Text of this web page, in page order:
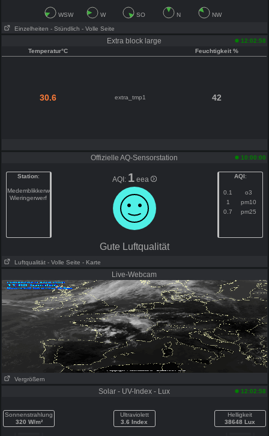
WSW W SO N NW
Einzelheiten - Stündlich - Volle Seite
Extra block large
12:02:58
Temperatur°C
Feuchtigkeit %
30.6 extra_tmp1 42
Offizielle AQ-Sensorstation 10:00:00
Station:
Medemblikkerweg
Wieringerwerf
AQI: 1 eea AQI:
0.1
o3
1
pm10
0.7
pm25
Gute Luftqualität
Luftqualität - Volle Seite - Karte
Live-Webcam
Vergrößern
Solar - UV-Index - Lux 12:02:58
Sonnenstrahlung
320 W/m²
Ultraviolett
3.6 Index
Helligkeit
38648 Lux